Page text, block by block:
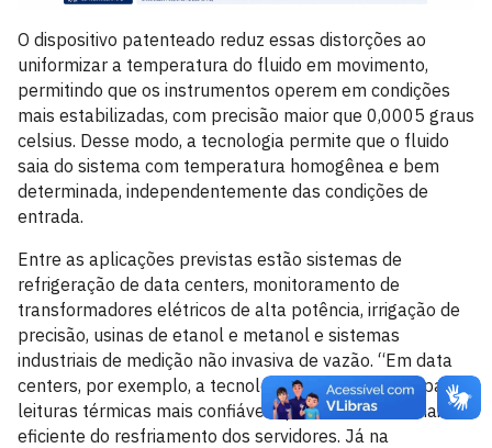
O dispositivo patenteado reduz essas distorções ao
uniformizar a temperatura do fluido em movimento,
permitindo que os instrumentos operem em condições
mais estabilizadas, com precisão maior que 0,0005 graus
celsius. Desse modo, a tecnologia permite que o fluido
saia do sistema com temperatura homogênea e bem
determinada, independentemente das condições de
entrada.
Entre as aplicações previstas estão sistemas de
refrigeração de data centers, monitoramento de
transformadores elétricos de alta potência, irrigação de
precisão, usinas de etanol e metanol e sistemas
industriais de medição não invasiva de vazão. “Em data
centers, por exemplo, a tecnologia pode contribuir para
leituras térmicas mais confiáveis, para o controle mais
eficiente do resfriamento dos servidores. Já na